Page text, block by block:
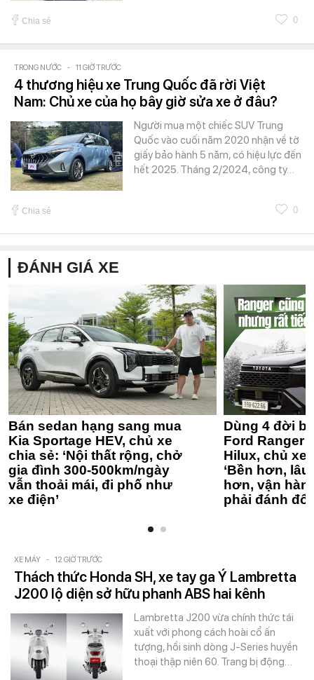
Chia sẻ 0
TRONG NƯỚC - 11 GIỜ TRƯỚC
4 thương hiệu xe Trung Quốc đã rời Việt
Nam: Chủ xe của họ bây giờ sửa xe ở đâu?
Người mua một chiếc SUV Trung
Quốc vào cuối năm 2020 nhận về tờ
giấy bảo hành 5 năm, có hiệu lực đến
hết 2025. Tháng 2/2024, công ty…
Chia sẻ 0
ĐÁNH GIÁ XE
Bán sedan hạng sang mua
Kia Sportage HEV, chủ xe
chia sẻ: ‘Nội thất rộng, chở
gia đình 300-500km/ngày
vẫn thoải mái, đi phố như
xe điện’
Dùng 4 đời
Ford Ranger
Hilux, chủ xe
‘Bền hơn,
hơn, vận
phải đánh
XE MÁY - 12 GIỜ TRƯỚC
Thách thức Honda SH, xe tay ga Ý Lambretta
J200 lộ diện sở hữu phanh ABS hai kênh
Lambretta J200 vừa chính thức tái
xuất với phong cách hoài cổ ấn
tượng, hồi sinh dòng J-Series huyền
thoại thập niên 60. Trang bị động…